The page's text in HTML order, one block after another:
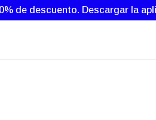
de descuento. Descargar la